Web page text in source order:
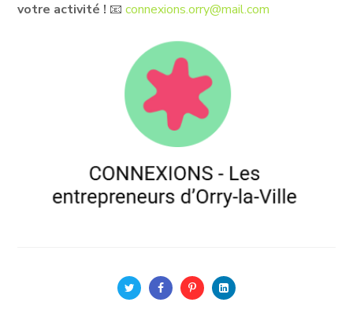
votre activité ! 📧connexions.orry@mail.com